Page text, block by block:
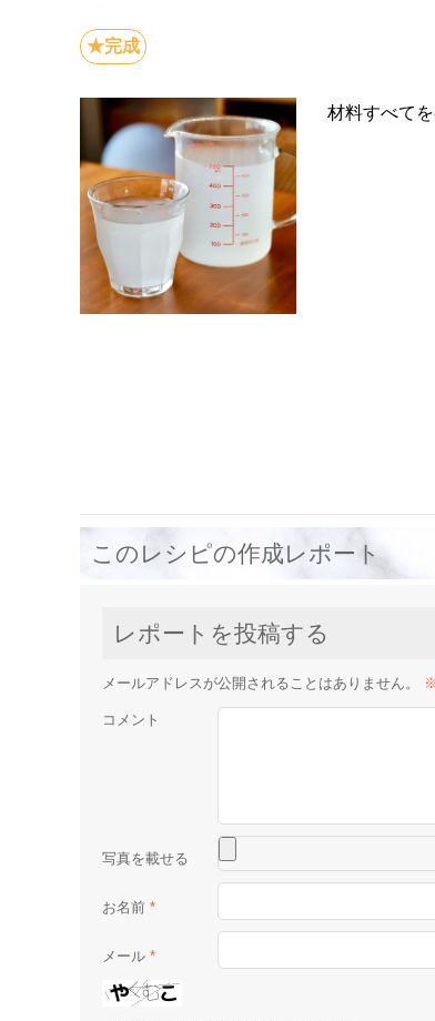
材料すべて
このレシピの作成レポート
レポートを投稿する
メールアドレスが公開されることはありません。 ※
コメント
お名前 *
メール *